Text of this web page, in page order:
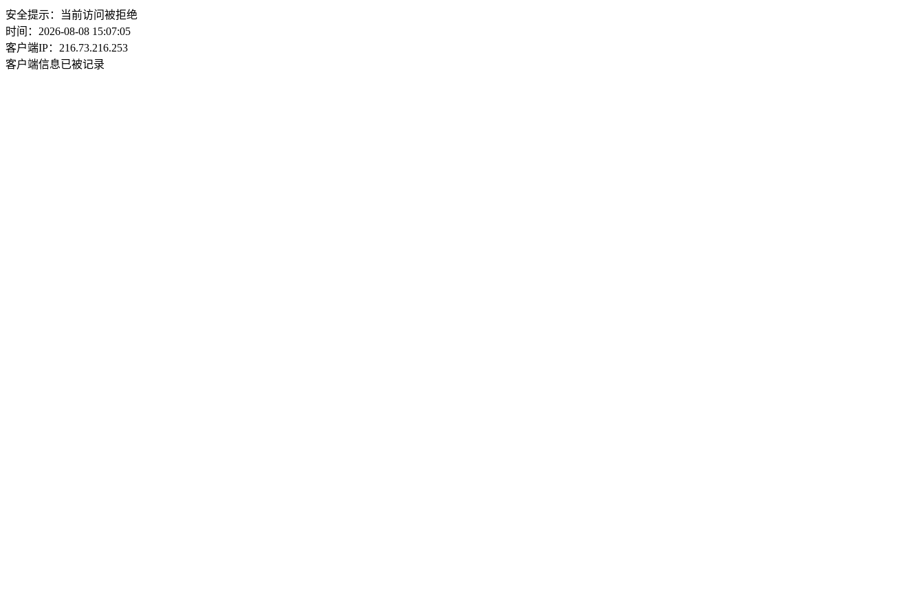
安全提示：当前访问被拒绝
时间：2026-08-08 15:07:05
客户端IP：216.73.216.253
客户端信息已被记录